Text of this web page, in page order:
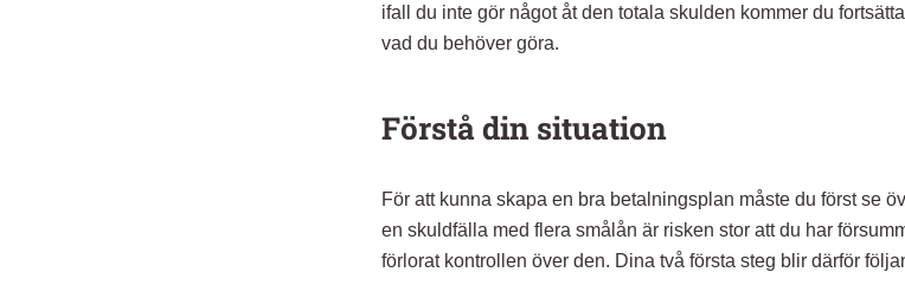
ifall du inte gör något åt den totala skulden kommer du
vad du behöver göra.
Förstå din situation
För att kunna skapa en bra betalningsplan måste du först se
en skuldfälla med flera smålån är risken stor att du har
förlorat kontrollen över den. Dina två första steg blir därför